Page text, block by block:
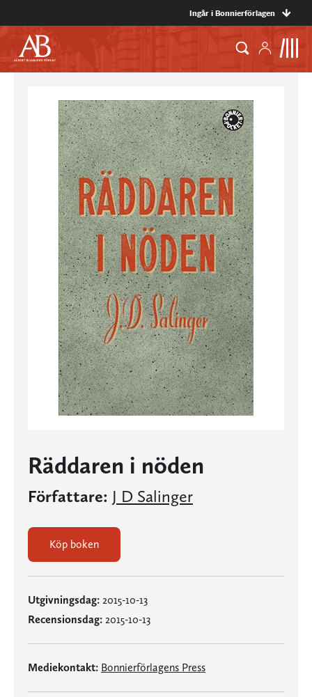
Ingår i Bonnierförlagen
Räddaren i nöden
Författare: J D Salinger
Köp boken
Utgivningsdag: 2015-10-13
Recensionsdag: 2015-10-13
Mediekontakt: Bonnierförlagens Press